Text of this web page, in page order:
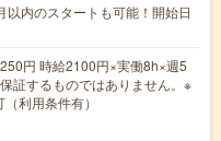
内のスタートも可能！開始日
円 時給2100円×実働8h×週5
証するものではありません。※
利用条件有）